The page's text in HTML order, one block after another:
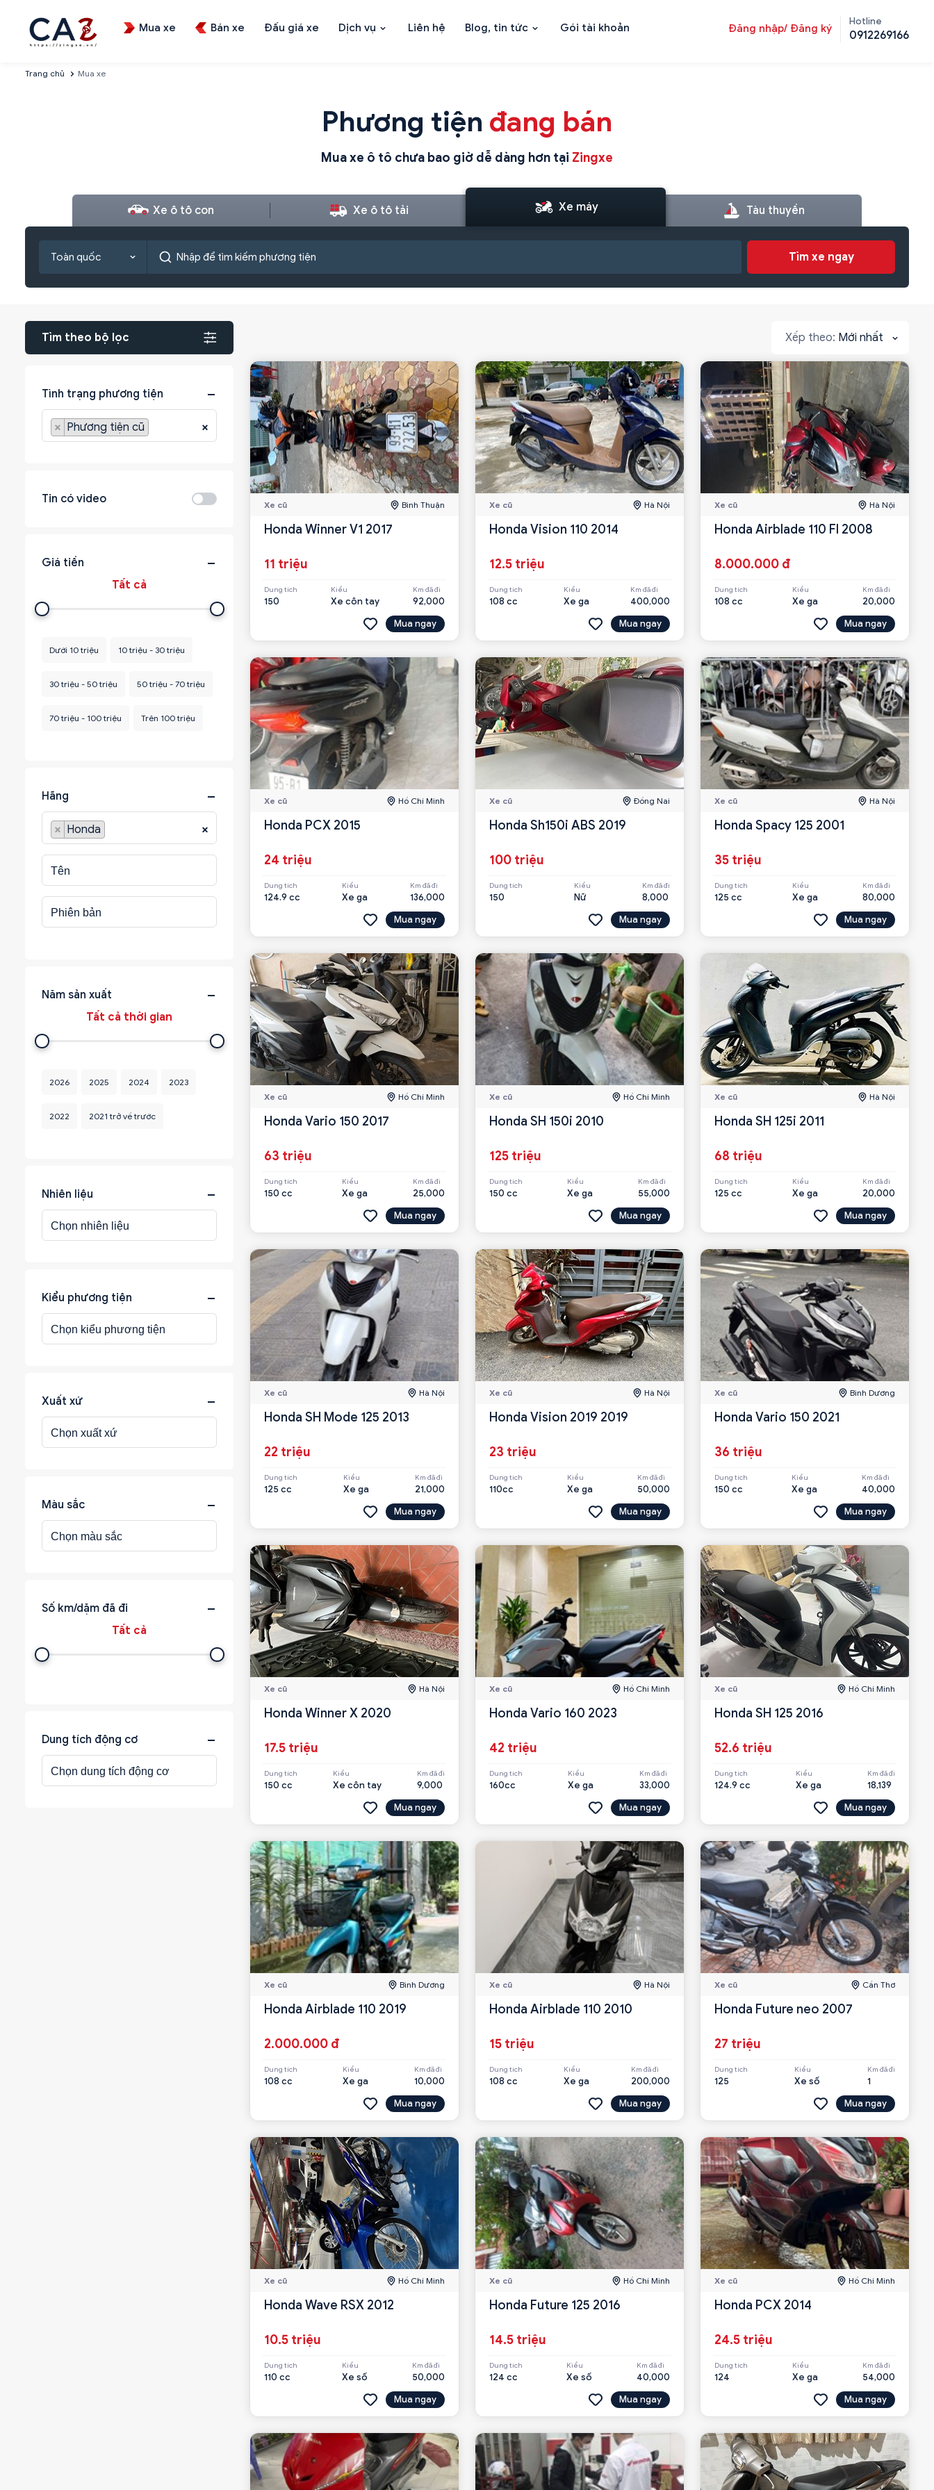
Mua xe Bán xe Đấu giá xe Dịch vụ Liên hệ Blog, tin tức Gói tài khoản Đăng nhập/ Đăng ký
Hotline
0912269166
Trang chủ Mua xe
Phương tiện đang bán
Mua xe ô tô chưa bao giờ dễ dàng hơn tại Zingxe
Xe ô tô con Xe ô tô tải Xe máy Tàu thuyền
Toàn quốc Tìm xe ngay
Tìm theo bộ lọc
Tình trạng phương tiện
×
× Phương tiện cũ
Tin có video
Giá tiền
Dưới 10 triệu 10 triệu - 30 triệu
30 triệu - 50 triệu 50 triệu - 70 triệu
70 triệu - 100 triệu Trên 100 triệu
Hãng
×
× Honda
Năm sản xuất
2026 2025 2024 2023
2022 2021 trở về trước
Nhiên liệu
Kiểu phương tiện
Xuất xứ
Màu sắc
Số km/dặm đã đi
Dung tích động cơ
Mới nhất
Xe cũ Bình Thuận
Honda Winner V1 2017
11 triệu
Dung tích
150
Kiểu
Xe côn tay
Km đã đi
92,000
Mua ngay
Xe cũ Hà Nội
Honda Vision 110 2014
12.5 triệu
Dung tích
108 cc
Kiểu
Xe ga
Km đã đi
400,000
Mua ngay
Xe cũ Hà Nội
Honda Airblade 110 FI 2008
8.000.000 đ
Dung tích
108 cc
Kiểu
Xe ga
Km đã đi
20,000
Mua ngay
Xe cũ Hồ Chí Minh
Honda PCX 2015
24 triệu
Dung tích
124.9 cc
Kiểu
Xe ga
Km đã đi
136,000
Mua ngay
Xe cũ Đồng Nai
Honda Sh150i ABS 2019
100 triệu
Dung tích
150
Kiểu
Nữ
Km đã đi
8,000
Mua ngay
Xe cũ Hà Nội
Honda Spacy 125 2001
35 triệu
Dung tích
125 cc
Kiểu
Xe ga
Km đã đi
80,000
Mua ngay
Xe cũ Hồ Chí Minh
Honda Vario 150 2017
63 triệu
Dung tích
150 cc
Kiểu
Xe ga
Km đã đi
25,000
Mua ngay
Xe cũ Hồ Chí Minh
Honda SH 150i 2010
125 triệu
Dung tích
150 cc
Kiểu
Xe ga
Km đã đi
55,000
Mua ngay
Xe cũ Hà Nội
Honda SH 125i 2011
68 triệu
Dung tích
125 cc
Kiểu
Xe ga
Km đã đi
20,000
Mua ngay
Xe cũ Hà Nội
Honda SH Mode 125 2013
22 triệu
Dung tích
125 cc
Kiểu
Xe ga
Km đã đi
21,000
Mua ngay
Xe cũ Hà Nội
Honda Vision 2019 2019
23 triệu
Dung tích
110cc
Kiểu
Xe ga
Km đã đi
50,000
Mua ngay
Xe cũ Bình Dương
Honda Vario 150 2021
36 triệu
Dung tích
150 cc
Kiểu
Xe ga
Km đã đi
40,000
Mua ngay
Xe cũ Hà Nội
Honda Winner X 2020
17.5 triệu
Dung tích
150 cc
Kiểu
Xe côn tay
Km đã đi
9,000
Mua ngay
Xe cũ Hồ Chí Minh
Honda Vario 160 2023
42 triệu
Dung tích
160cc
Kiểu
Xe ga
Km đã đi
33,000
Mua ngay
Xe cũ Hồ Chí Minh
Honda SH 125 2016
52.6 triệu
Dung tích
124.9 cc
Kiểu
Xe ga
Km đã đi
18,139
Mua ngay
Xe cũ Bình Dương
Honda Airblade 110 2019
2.000.000 đ
Dung tích
108 cc
Kiểu
Xe ga
Km đã đi
10,000
Mua ngay
Xe cũ Hà Nội
Honda Airblade 110 2010
15 triệu
Dung tích
108 cc
Kiểu
Xe ga
Km đã đi
200,000
Mua ngay
Xe cũ Cần Thơ
Honda Future neo 2007
27 triệu
Dung tích
125
Kiểu
Xe số
Km đã đi
1
Mua ngay
Xe cũ Hồ Chí Minh
Honda Wave RSX 2012
10.5 triệu
Dung tích
110 cc
Kiểu
Xe số
Km đã đi
50,000
Mua ngay
Xe cũ Hồ Chí Minh
Honda Future 125 2016
14.5 triệu
Dung tích
124 cc
Kiểu
Xe số
Km đã đi
40,000
Mua ngay
Xe cũ Hồ Chí Minh
Honda PCX 2014
24.5 triệu
Dung tích
124
Kiểu
Xe ga
Km đã đi
54,000
Mua ngay